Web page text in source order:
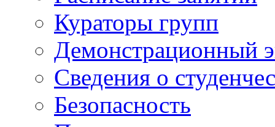
Кураторы групп
Демонстрационный
Сведения о
Безопасность